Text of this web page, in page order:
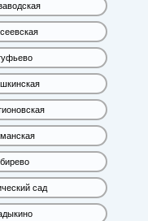
сад